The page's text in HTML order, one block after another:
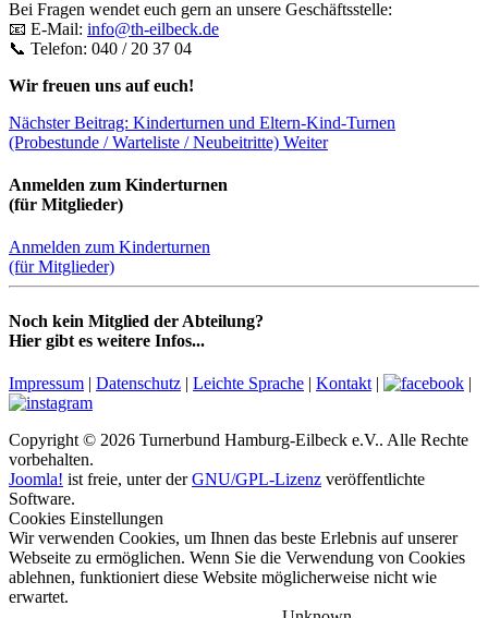
Bei Fragen wendet euch gern an unsere Geschäftsstelle:
📧 E-Mail: info@th-eilbeck.de
📞 Telefon: 040 / 20 37 04
Wir freuen uns auf euch!
Nächster Beitrag: Kinderturnen und Eltern-Kind-Turnen
(Probestunde / Warteliste / Neubeitritte) Weiter
Anmelden zum Kinderturnen
(für Mitglieder)
Anmelden zum Kinderturnen
(für Mitglieder)
Noch kein Mitglied der Abteilung?
Hier gibt es weitere Infos...
Impressum | Datenschutz | Leichte Sprache | Kontakt | |
Copyright © 2026 Turnerbund Hamburg-Eilbeck e.V.. Alle Rechte
vorbehalten.
Joomla! ist freie, unter derGNU/GPL-Lizenz veröffentlichte
Software.
Cookies Einstellungen
Wir verwenden Cookies, um Ihnen das beste Erlebnis auf unserer
Webseite zu ermöglichen. Wenn Sie die Verwendung von Cookies
ablehnen, funktioniert diese Website möglicherweise nicht wie
erwartet.